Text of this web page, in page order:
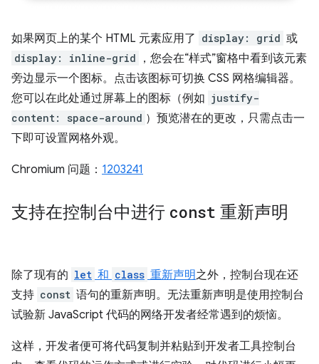
如果网页上的某个 HTML 元素应用了 display: grid 或
display: inline-grid
，您会在“样式”窗格中看到该元素
旁边显示一个图标。点击该图标可切换 CSS 网格编辑器。
您可以在此处通过屏幕上的图标（例如 justify-
content: space-around ）预览潜在的更改，只需点击一
下即可设置网格外观。
Chromium 问题： 1203241
支持在控制台中进行 const 重新声明
除了现有的 let 和 class 重新声明之外，控制台现在还
支持 const 语句的重新声明。无法重新声明是使用控制台
试验新 JavaScript 代码的网络开发者经常遇到的烦恼。
这样，开发者便可将代码复制并粘贴到开发者工具控制台